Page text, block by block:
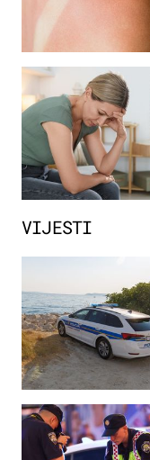
VIJESTI